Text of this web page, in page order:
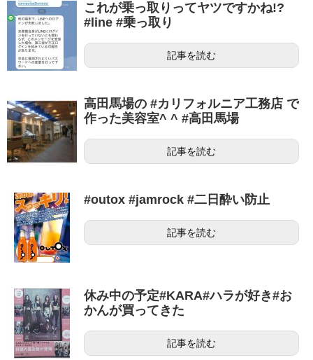
これが乗っ取りってヤツですかね!?
#line #乗っ取り
記事を読む
高田馬場の #カリフォルニア工務店 で
作った美容室^ ^ #高田馬場
記事を読む
#outox #jamrock #二日酔い防止
記事を読む
休み中の予定#KARA#ハラが好き#お
かんが買ってきた
記事を読む